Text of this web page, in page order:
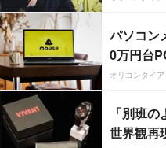
パソコン
0万円台
オリコンタイ
「別班
世界観再